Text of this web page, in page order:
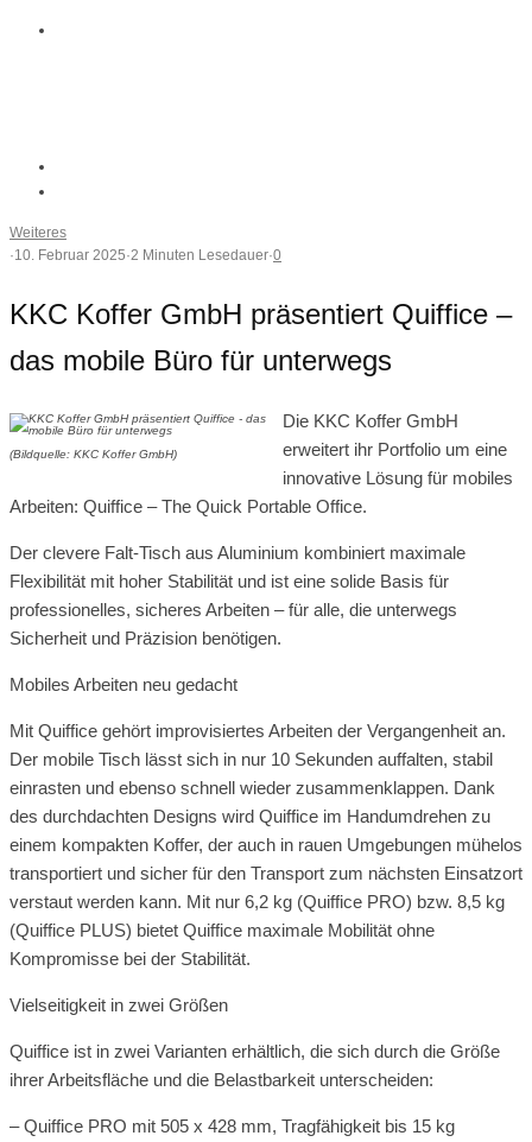
Weiteres
·10. Februar 2025·2 Minuten Lesedauer·0
KKC Koffer GmbH präsentiert Quiffice –
das mobile Büro für unterwegs
(Bildquelle: KKC Koffer GmbH)
Die KKC Koffer GmbH
erweitert ihr Portfolio um eine
innovative Lösung für mobiles
Arbeiten: Quiffice – The Quick Portable Office.
Der clevere Falt-Tisch aus Aluminium kombiniert maximale
Flexibilität mit hoher Stabilität und ist eine solide Basis für
professionelles, sicheres Arbeiten – für alle, die unterwegs
Sicherheit und Präzision benötigen.
Mobiles Arbeiten neu gedacht
Mit Quiffice gehört improvisiertes Arbeiten der Vergangenheit an.
Der mobile Tisch lässt sich in nur 10 Sekunden auffalten, stabil
einrasten und ebenso schnell wieder zusammenklappen. Dank
des durchdachten Designs wird Quiffice im Handumdrehen zu
einem kompakten Koffer, der auch in rauen Umgebungen mühelos
transportiert und sicher für den Transport zum nächsten Einsatzort
verstaut werden kann. Mit nur 6,2 kg (Quiffice PRO) bzw. 8,5 kg
(Quiffice PLUS) bietet Quiffice maximale Mobilität ohne
Kompromisse bei der Stabilität.
Vielseitigkeit in zwei Größen
Quiffice ist in zwei Varianten erhältlich, die sich durch die Größe
ihrer Arbeitsfläche und die Belastbarkeit unterscheiden:
– Quiffice PRO mit 505 x 428 mm, Tragfähigkeit bis 15 kg